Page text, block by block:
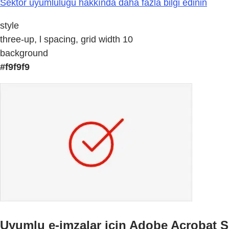
Sektör uyumluluğu hakkında daha fazla bilgi edinin
style
three-up, l spacing, grid width 10
background
#f9f9f9
Uyumlu e-imzalar için Adobe Acrobat